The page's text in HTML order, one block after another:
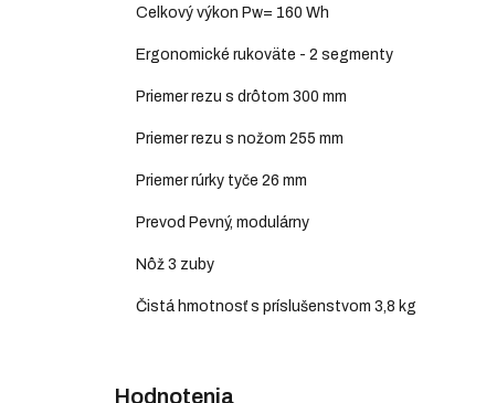
Celkový výkon Pw= 160 Wh
Ergonomické rukoväte - 2 segmenty
Priemer rezu s drôtom 300 mm
Priemer rezu s nožom 255 mm
Priemer rúrky tyče 26 mm
Prevod Pevný, modulárny
Nôž 3 zuby
Čistá hmotnosť s príslušenstvom 3,8 kg